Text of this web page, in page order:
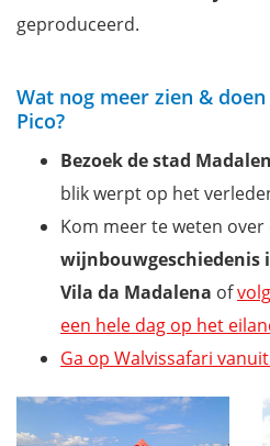
geproduceerd.
Wat nog meer zien &
Pico?
Bezoek de stad
blik werpt op het
Kom meer te weten over
Vila da Madalena of
een hele dag op het
Ga op Walvissafari